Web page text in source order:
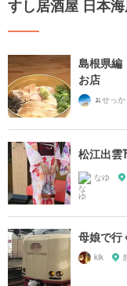
すし居酒屋 日本
島根県編
お店
松江出雲
なゆ
母娘で行
kik